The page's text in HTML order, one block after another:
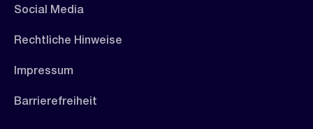
Social Media
Rechtliche Hinweise
Impressum
Barrierefreiheit